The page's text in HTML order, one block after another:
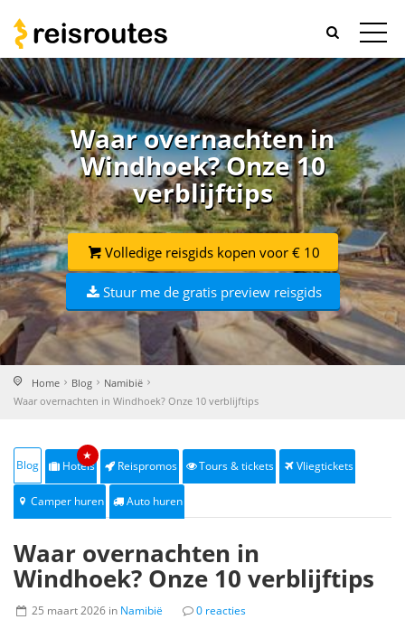
Waar overnachten in
Windhoek? Onze 10
verblijftips
Volledige reisgids kopen voor € 10
Stuur me de gratis preview reisgids
Home Blog
Namibië
Waar overnachten in Windhoek? Onze 10 verblijftips
Blog Hotels
★
Reispromos Tours & tickets Vliegtickets
Camper huren Auto huren
Waar overnachten in
Windhoek? Onze 10 verblijftips
25 maart 2026 in Namibië 0 reacties